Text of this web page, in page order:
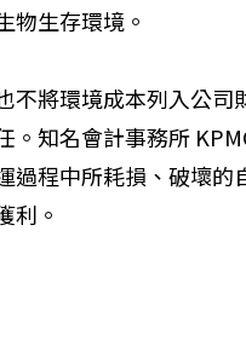
物生存環境。
將環境成本列入公司
知名會計事務所
過程中所耗損、破壞的
利。